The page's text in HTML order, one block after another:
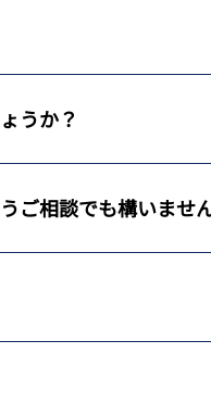
うか？
ご相談でも構いませ